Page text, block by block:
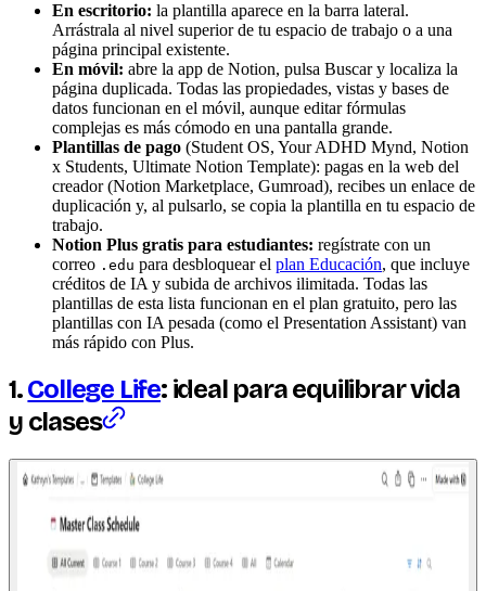
En escritorio: la plantilla aparece en la barra lateral.
Arrástrala al nivel superior de tu espacio de trabajo o a una
página principal existente.
En móvil: abre la app de Notion, pulsa Buscar y localiza la
página duplicada. Todas las propiedades, vistas y bases de
datos funcionan en el móvil, aunque editar fórmulas
complejas es más cómodo en una pantalla grande.
Plantillas de pago (Student OS, Your ADHD Mynd, Notion
x Students, Ultimate Notion Template): pagas en la web del
creador (Notion Marketplace, Gumroad), recibes un enlace de
duplicación y, al pulsarlo, se copia la plantilla en tu espacio de
trabajo.
Notion Plus gratis para estudiantes: regístrate con un
correo .edu para desbloquear el plan Educación, que incluye
créditos de IA y subida de archivos ilimitada. Todas las
plantillas de esta lista funcionan en el plan gratuito, pero las
plantillas con IA pesada (como el Presentation Assistant) van
más rápido con Plus.
1.College Life: ideal para equilibrar vida
y clases